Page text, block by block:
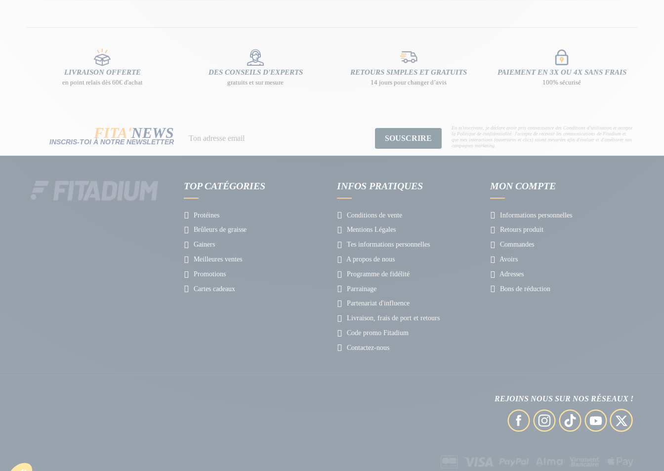
LIVRAISON OFFERTE
en point relais dès 60€ d'achat
DES CONSEILS D'EXPERTS
gratuits et sur mesure
RETOURS SIMPLES ET GRATUITS
14 jours pour changer d’avis
PAIEMENT EN 3X OU 4X SANS FRAIS
100% sécurisé
FITA'NEWS
INSCRIS-TOI À NOTRE NEWSLETTER SOUSCRIRE
En m'inscrivant, je déclare avoir pris connaissance des Conditions d’utilisation et accepte
la Politique de confidentialité. J'accepte de recevoir les communications de Fitadium et
que mes interactions (ouvertures et clics) soient mesurées afin d'évaluer et d'améliorer nos
campagnes marketing.
TOP CATÉGORIES
Protéines
Brûleurs de graisse
Gainers
Meilleures ventes
Promotions
Cartes cadeaux
INFOS PRATIQUES
Conditions de vente
Mentions Légales
Tes informations personnelles
A propos de nous
Programme de fidélité
Parrainage
Partenariat d'influence
Livraison, frais de port et retours
Code promo Fitadium
Contactez-nous
MON COMPTE
Informations personnelles
Retours produit
Commandes
Avoirs
Adresses
Bons de réduction
REJOINS NOUS SUR NOS RÉSEAUX !